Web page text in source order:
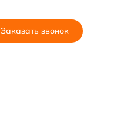
Заказать звонок